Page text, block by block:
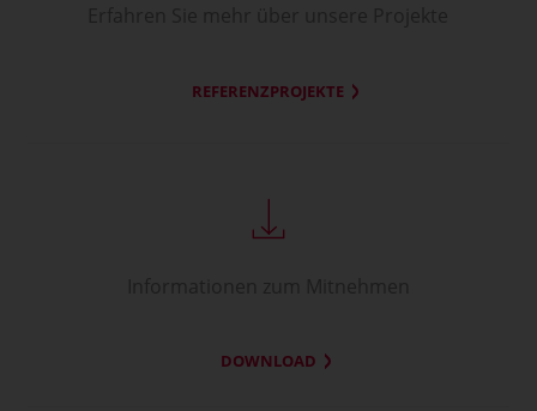
REFERENZPROJEKTE
DOWNLOAD